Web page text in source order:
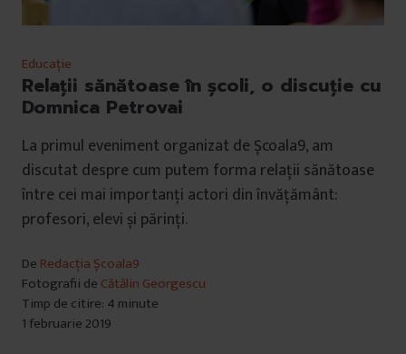
Educație
Relații sănătoase în școli, o discuție cu
Domnica Petrovai
La primul eveniment organizat de Școala9, am
discutat despre cum putem forma relații sănătoase
între cei mai importanți actori din învățământ:
profesori, elevi și părinți.
De Redacția Școala9
Fotografii de Cătălin Georgescu
Timp de citire: 4 minute
1 februarie 2019